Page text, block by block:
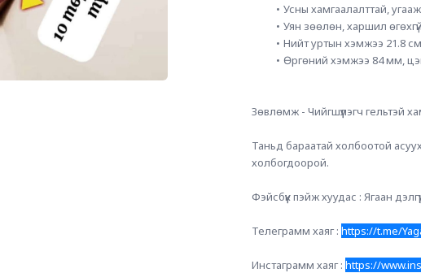
Усны хамгаалалттай,
Уян зөөлөн, харшил
Нийт уртын хэмжээ 21.8
Өргөний хэмжээ 84 мм,
Зөвлөмж - Чийгшүүлэгч гельтэй
Таньд бараатай холбоотой
холбогдоорой.
Фэйсбүүк пэйж хуудас : Ягаан
Телеграмм хаяг : https://t.me/
Инстаграмм хаяг : https://